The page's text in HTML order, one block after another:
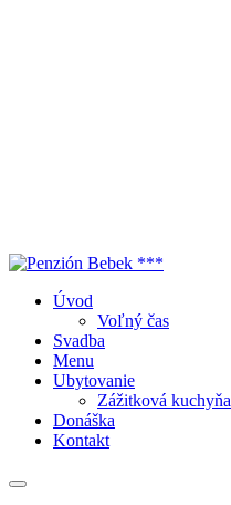
Úvod
Voľný čas
Svadba
Menu
Ubytovanie
Zážitková kuchyňa
Donáška
Kontakt